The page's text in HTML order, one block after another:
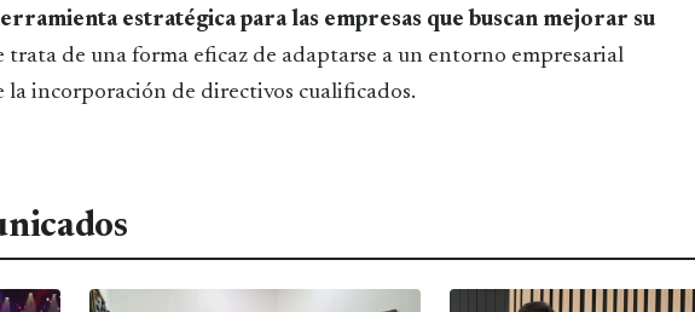
estratégica para las empresas que buscan mejorar su
trata de una forma eficaz de adaptarse a un entorno empresarial
la incorporación de directivos cualificados.